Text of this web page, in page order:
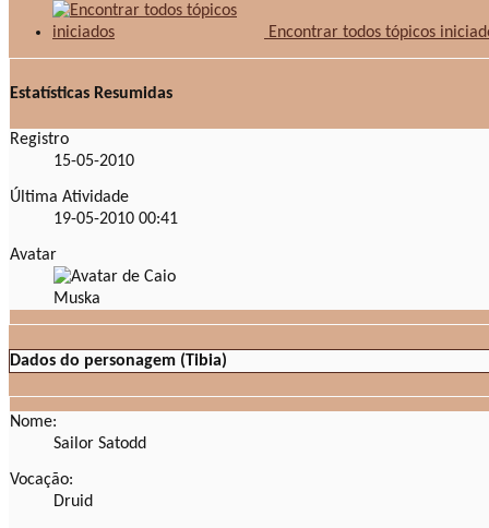
Encontrar todos tópicos
Estatísticas Resumidas
Registro
15-05-2010
Última Atividade
19-05-2010 00:41
Avatar
Dados do personagem (Tibia)
Nome:
Sailor Satodd
Vocação:
Druid